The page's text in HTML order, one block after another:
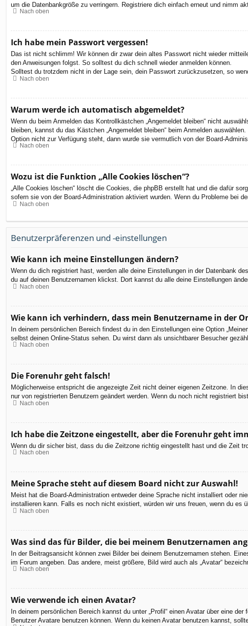
um die Datenbankgröße zu verringern. Registriere dich einfach erneut und nimm
Nach oben
Ich habe mein Passwort vergessen!
Das ist nicht schlimm! Wir können dir zwar dein altes Passwort nicht wieder
den Anweisungen folgst. So solltest du dich schnell wieder anmelden können.
Solltest du trotzdem nicht in der Lage sein, dein Passwort zurückzusetzen, so
Nach oben
Warum werde ich automatisch abgemeldet?
Wenn du beim Anmelden das Kontrollkästchen „Angemeldet bleiben“ nicht
bleiben, kannst du das Kästchen „Angemeldet bleiben“ beim Anmelden
Option nicht zur Verfügung steht, dann wurde sie vermutlich von der Board-
Nach oben
Wozu ist die Funktion „Alle Cookies löschen“?
„Alle Cookies löschen“ löscht die Cookies, die phpBB erstellt hat und die dafür
sofern sie von der Board-Administration aktiviert wurden. Wenn du Probleme bei
Nach oben
Benutzerpräferenzen und -einstellungen
Wie kann ich meine Einstellungen ändern?
Wenn du dich registriert hast, werden alle deine Einstellungen in der Datenbank
du auf deinen Benutzernamen klickst. Dort kannst du alle deine Einstellungen
Nach oben
Wie kann ich verhindern, dass mein Benutzername in der
In deinem persönlichen Bereich findest du in den Einstellungen eine Option
selbst deinen Online-Status sehen. Du wirst dann als unsichtbarer Besucher
Nach oben
Die Forenuhr geht falsch!
Möglicherweise entspricht die angezeigte Zeit nicht deiner eigenen Zeitzone. In
nur von registrierten Benutzern geändert werden. Wenn du noch nicht registriert
Nach oben
Ich habe die Zeitzone eingestellt, aber die Forenuhr geht
Wenn du dir sicher bist, dass du die Zeitzone richtig eingestellt hast und die Zeit
Nach oben
Meine Sprache steht auf diesem Board nicht zur Auswahl!
Meist hat die Board-Administration entweder deine Sprache nicht installiert oder
installieren kann. Falls es noch nicht existiert, würden wir uns freuen, wenn du es
Nach oben
Was sind das für Bilder, die bei meinem Benutzernamen
In der Beitragsansicht können zwei Bilder bei deinem Benutzernamen stehen.
im Forum angeben. Das andere, meist größere, Bild wird auch als „Avatar“
Nach oben
Wie verwende ich einen Avatar?
In deinem persönlichen Bereich kannst du unter „Profil“ einen Avatar über eine
Benutzer Avatare benutzen können. Wenn du keinen Avatar benutzen kannst,